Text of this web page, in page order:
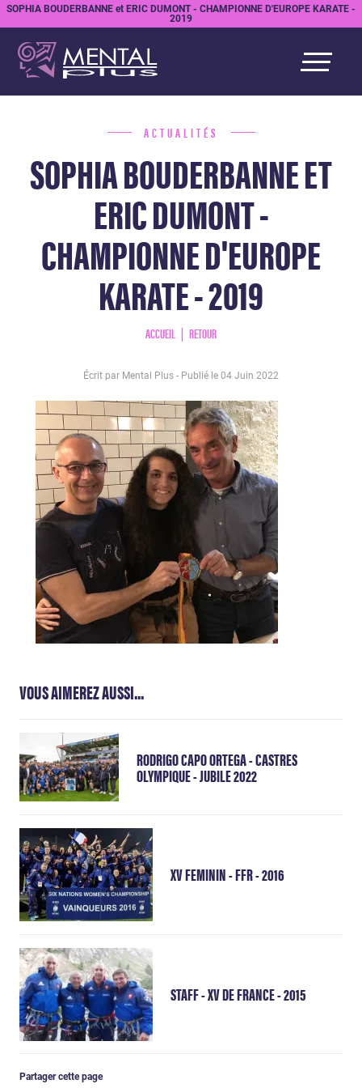
SOPHIA BOUDERBANNE et ERIC DUMONT - CHAMPIONNE D'EUROPE KARATE -
2019
ACTUALITÉS
SOPHIA BOUDERBANNE ET
ERIC DUMONT -
CHAMPIONNE D'EUROPE
KARATE - 2019
ACCUEIL RETOUR
Écrit par Mental Plus - Publié le 04 Juin 2022
VOUS AIMEREZ AUSSI...
RODRIGO CAPO ORTEGA - CASTRES
OLYMPIQUE - JUBILE 2022
XV FEMININ - FFR - 2016
STAFF - XV DE FRANCE - 2015
Partager cette page